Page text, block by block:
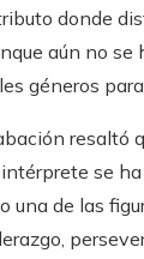
donde
aún no
géneros
resaltó
se
una de las